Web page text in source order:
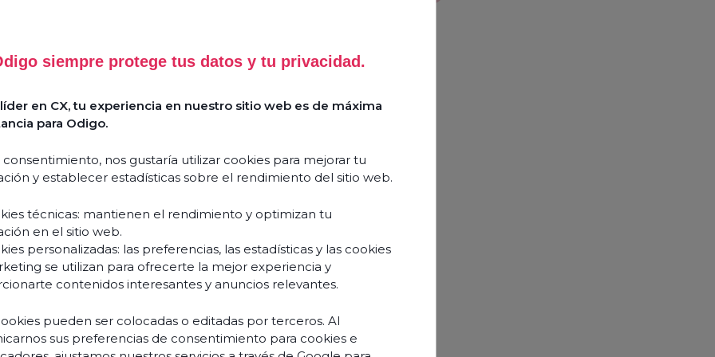
siempre protege tus datos y tu privacidad.
en CX, tu experiencia en nuestro sitio web es de máxima
para Odigo.
consentimiento, nos gustaría utilizar cookies para mejorar tu
y establecer estadísticas sobre el rendimiento del sitio web.
técnicas: mantienen el rendimiento y optimizan tu
en el sitio web.
personalizadas: las preferencias, las estadísticas y las cookies
se utilizan para ofrecerte la mejor experiencia y
contenidos interesantes y anuncios relevantes.
pueden ser colocadas o editadas por terceros. Al
sus preferencias de consentimiento para cookies e
Success
Guides
&
blancs
Blogs
Podcasts
Comment
AI
réinvente
client
et
vos
équipes
?
Découvrir
À propos